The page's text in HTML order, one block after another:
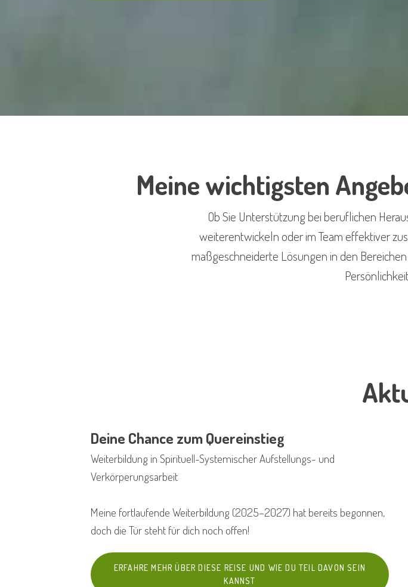
Meine wichtigsten
Ob Sie Unterstützung bei beruflichen
weiterentwickeln oder im Team effektiver
maßgeschneiderte Lösungen in den
Deine Chance zum Quereinstieg
Weiterbildung in Spirituell-Systemischer Aufstellungs- und
Verkörperungsarbeit
Meine fortlaufende Weiterbildung (2025–2027) hat bereits begonnen,
doch die Tür steht für dich noch offen!
ERFAHRE MEHR ÜBER DIESE REISE UND WIE DU TEIL DAVON SEIN
KANNST